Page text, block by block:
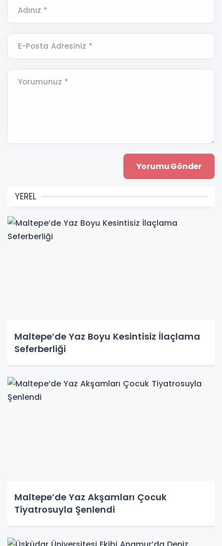
Adınız *
E-Posta Adresiniz *
Yorumunuz *
YEREL
Maltepe’de Yaz Boyu Kesintisiz İlaçlama
Seferberliği
Maltepe’de Yaz Akşamları Çocuk
Tiyatrosuyla Şenlendi